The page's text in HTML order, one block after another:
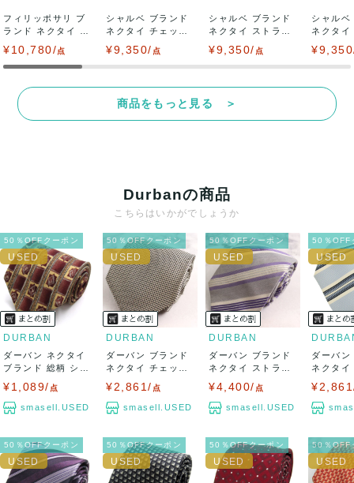
ない場合もございます。
万が一、購入後に偽造品等が発覚しましたら、返品・返金に
決済方法
送料：¥1,650 (見込み)
送料表を確認する
出荷目安：5営業日以内
出荷予定日：なるべく最短で発送致します。
兵庫県から出荷
フィリッポサリ ブ
ランド ネクタイ 小
¥10,780/点
シャルベ ブランド
ネクタイ チェック
¥9,350/ 点
シャルベ ブランド
ネクタイ ストライ
¥9,350/ 点
シャルベ
ネクタイ
商品をもっと見る ＞
Durbanの商品
こちらはいかがでしょうか
50％OFFクーポン
DURBAN
ダーバン ネクタイ
ブランド 総柄 シル
¥1,089/ 点
smasell.USED
50％OFFクーポン
DURBAN
ダーバン ブランド
ネクタイ チェック
¥2,861/ 点
smasell.USED
50％OFFクーポン
DURBAN
ダーバン ブランド
ネクタイ ストライ
¥4,400/ 点
smasell.USED
50％OFF
ダーバン
ネクタイ
50％OFFクーポン 50％OFFクーポン 50％OFFクーポン 50％OFF